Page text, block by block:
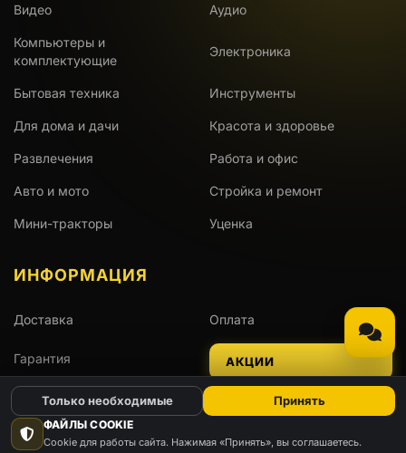
Видео Аудио
Компьютеры и
комплектующие
Электроника
Бытовая техника Инструменты
Для дома и дачи Красота и здоровье
Развлечения Работа и офис
Авто и мото Стройка и ремонт
Мини-тракторы Уценка
ИНФОРМАЦИЯ
Доставка Оплата
Гарантия АКЦИИ
ОСТАВАЙТЕСЬ НА СВЯЗИ
ФАЙЛЫ COOKIE
Cookie для работы сайта. Нажимая «Принять», вы соглашаетесь.
Только необходимые Принять